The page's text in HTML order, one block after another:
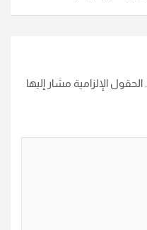
الحقول الإلزامية مشار إليها